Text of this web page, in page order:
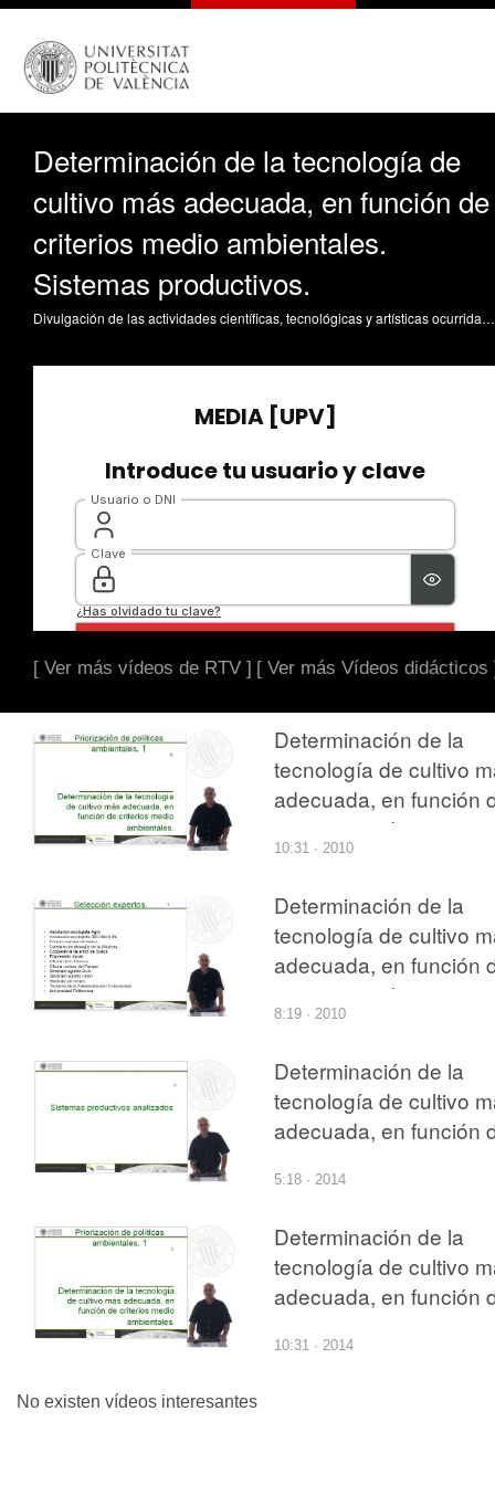
Determinación de la tecnología de
cultivo más adecuada, en función de
criterios medio ambientales.
Sistemas productivos.
Divulgación de las actividades científicas, tecnológicas y artísticas ocurridas en los tres campus de la UPV
[ Ver más vídeos de RTV ] [ Ver más Vídeos didácticos
Determinación de la
tecnología de cultivo
adecuada, en función
criterios medio
ambientales
10:31 · 2010
Determinación de la
tecnología de cultivo
adecuada, en función
criterios medio
ambientales. Selección
resultados
8:19 · 2010
Determinación de la
tecnología de cultivo
adecuada, en función
medioambientales.
5:18 · 2014
Determinación de la
tecnología de cultivo
adecuada, en función
medioambientales
10:31 · 2014
No existen vídeos interesantes